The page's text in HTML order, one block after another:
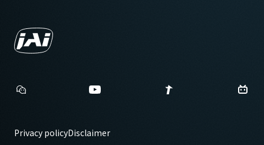
Privacy policyDisclaimer